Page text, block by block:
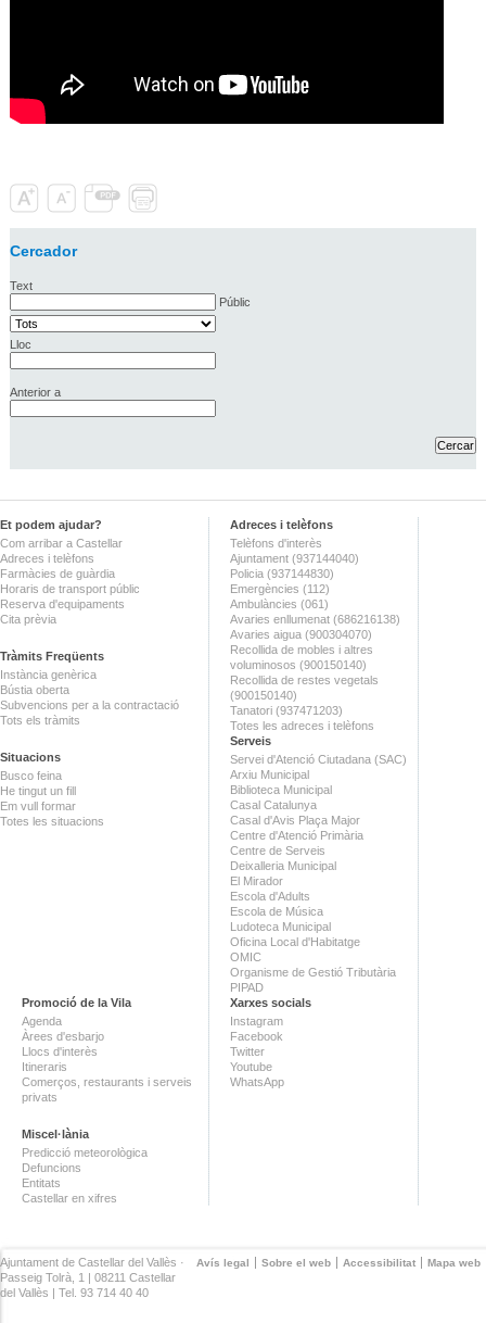
Cercador
Text
Públic
Lloc
Anterior a
Et podem ajudar?
Com arribar a Castellar
Adreces i telèfons
Farmàcies de guàrdia
Horaris de transport públic
Reserva d'equipaments
Cita prèvia
Tràmits Freqüents
Instància genèrica
Bústia oberta
Subvencions per a la contractació
Tots els tràmits
Situacions
Busco feina
He tingut un fill
Em vull formar
Totes les situacions
Adreces i telèfons
Telèfons d'interès
Ajuntament (937144040)
Policia (937144830)
Emergències (112)
Ambulàncies (061)
Avaries enllumenat (686216138)
Avaries aigua (900304070)
Recollida de mobles i altres
voluminosos (900150140)
Recollida de restes vegetals
(900150140)
Tanatori (937471203)
Totes les adreces i telèfons
Serveis
Servei d'Atenció Ciutadana (SAC)
Arxiu Municipal
Biblioteca Municipal
Casal Catalunya
Casal d'Avis Plaça Major
Centre d'Atenció Primària
Centre de Serveis
Deixalleria Municipal
El Mirador
Escola d'Adults
Escola de Música
Ludoteca Municipal
Oficina Local d'Habitatge
OMIC
Organisme de Gestió Tributària
PIPAD
Promoció de la Vila
Agenda
Àrees d'esbarjo
Llocs d'interès
Itineraris
Comerços, restaurants i serveis
privats
Miscel·lània
Predicció meteorològica
Defuncions
Entitats
Castellar en xifres
Xarxes socials
Instagram
Facebook
Twitter
Youtube
WhatsApp
Avís legal Sobre el web Accessibilitat Mapa web
Ajuntament de Castellar del Vallès ·
Passeig Tolrà, 1 | 08211 Castellar
del Vallès | Tel. 93 714 40 40